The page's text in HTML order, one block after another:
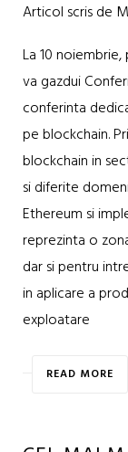
Articol scris de
La 10
va gazdui
conferinta
pe blockchain.
blockchain in
si diferite
Ethereum si
reprezinta o
dar si pentru
in aplicare a
exploatare
READ MORE